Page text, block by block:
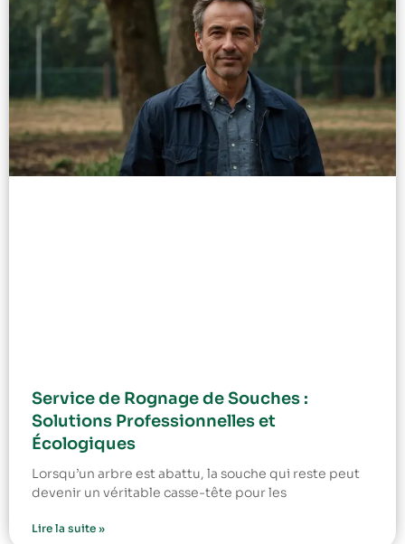
Service de Rognage de Souches :
Solutions Professionnelles et
Écologiques
Lorsqu’un arbre est abattu, la souche qui reste peut
devenir un véritable casse-tête pour les
Lire la suite »